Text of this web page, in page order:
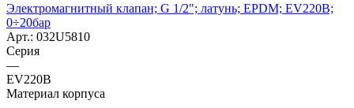
Электромагнитный клапан; G 1/2"; латунь; EPDM; EV220B;
0÷20бар
Арт.: 032U5810
Серия
—
EV220B
Материал корпуса